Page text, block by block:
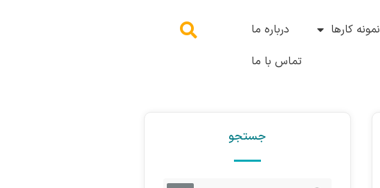
نمونه کارها
درباره ما
تماس با ما
جستجو